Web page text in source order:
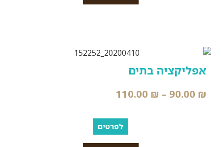
אפליקציה בתים
90.00 ₪
–
110.00 ₪
לפרטים